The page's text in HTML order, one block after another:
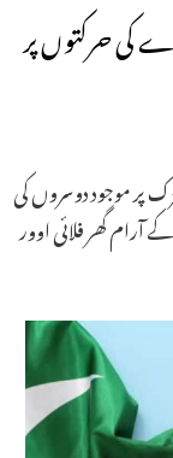
کی حرکتوں پر
پر موجود دوسروں کی
آرام گھر فلائی اوور